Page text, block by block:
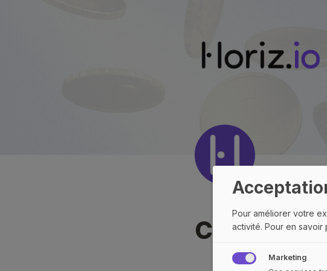
Coaching
Pour améliorer votre
activité. Pour en savoir
Marketing